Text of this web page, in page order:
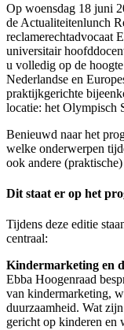
Op woensdag 18 juni
de Actualiteitenlunch
reclamerechtadvocaat
universitair
u volledig op de
Nederlandse en
praktijkgerichte
locatie: het Olympisch
Benieuwd naar het
welke onderwerpen
ook andere
Dit staat er op het
Tijdens deze editie
centraal:
Kindermarketing en
Ebba Hoogenraad
van kindermarketing,
duurzaamheid. Wat
gericht op kinderen en